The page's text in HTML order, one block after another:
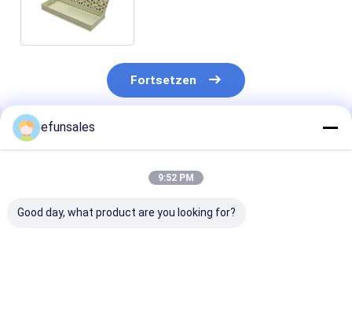
Fortsetzen
Empfohlene Produkte
efunsales
9:52 PM
Good day, what product are you looking for?